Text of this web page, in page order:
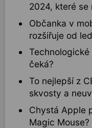
2024, které
Občanka v
rozšiřuje od
čeká?
To nejlepší z
skvosty a
Chystá Apple
Magic Mouse?